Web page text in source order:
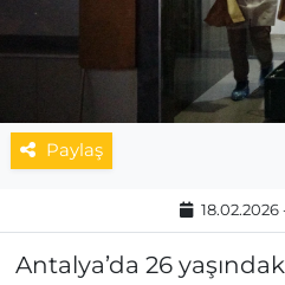
Paylaş
18.02.2026
Antalya’da 26